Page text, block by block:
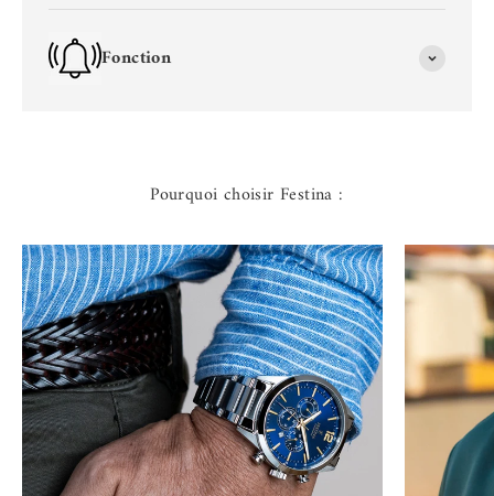
Fonction
Pourquoi choisir Festina :